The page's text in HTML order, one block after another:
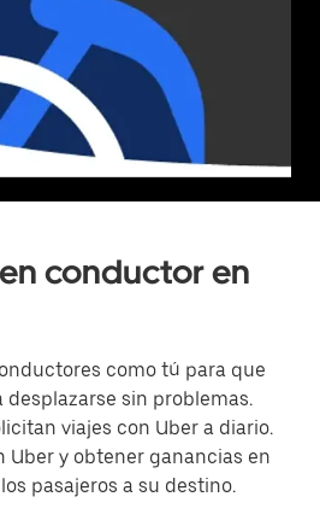
conductor en
como tú para que
sin problemas.
viajes con Uber a diario.
Uber y obtener ganancias en
pasajeros a su destino.